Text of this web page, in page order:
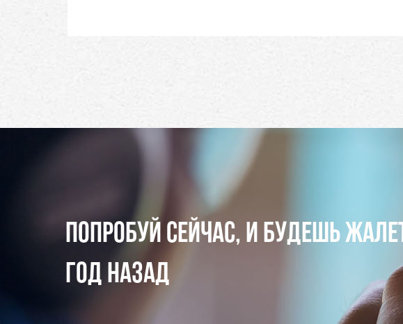
ПОПРОБУЙ СЕЙЧАС, И БУДЕШЬ
ГОД НАЗАД